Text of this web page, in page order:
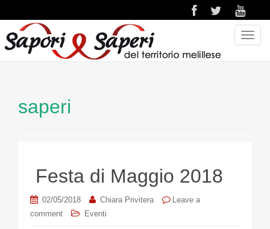
T
saperi
Festa di Maggio 2018
02/05/2018 Chiara Privitera
Leave a
comment
Eventi